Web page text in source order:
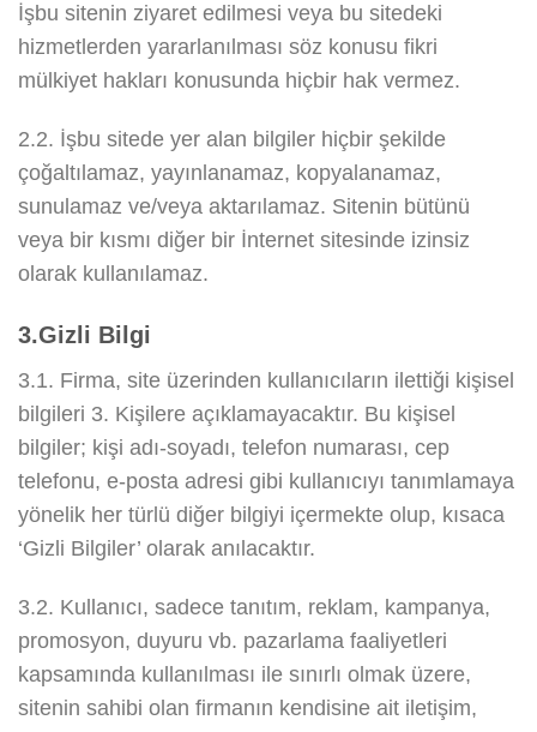
İşbu sitenin ziyaret edilmesi veya bu sitedeki
hizmetlerden yararlanılması söz konusu fikri
mülkiyet hakları konusunda hiçbir hak vermez.
2.2. İşbu sitede yer alan bilgiler hiçbir şekilde
çoğaltılamaz, yayınlanamaz, kopyalanamaz,
sunulamaz ve/veya aktarılamaz. Sitenin bütünü
veya bir kısmı diğer bir İnternet sitesinde izinsiz
olarak kullanılamaz.
3.Gizli Bilgi
3.1. Firma, site üzerinden kullanıcıların ilettiği kişisel
bilgileri 3. Kişilere açıklamayacaktır. Bu kişisel
bilgiler; kişi adı-soyadı, telefon numarası, cep
telefonu, e-posta adresi gibi kullanıcıyı tanımlamaya
yönelik her türlü diğer bilgiyi içermekte olup, kısaca
‘Gizli Bilgiler’ olarak anılacaktır.
3.2. Kullanıcı, sadece tanıtım, reklam, kampanya,
promosyon, duyuru vb. pazarlama faaliyetleri
kapsamında kullanılması ile sınırlı olmak üzere,
sitenin sahibi olan firmanın kendisine ait iletişim,